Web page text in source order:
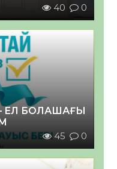
40 0
ЕЛ БОЛАШАҒЫ
45 0